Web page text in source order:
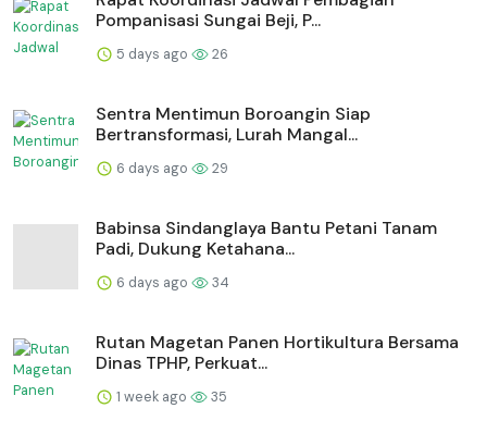
Pompanisasi Sungai Beji, P...
5 days ago 26
Sentra Mentimun Boroangin Siap
Bertransformasi, Lurah Mangal...
6 days ago 29
Babinsa Sindanglaya Bantu Petani Tanam
Padi, Dukung Ketahana...
6 days ago 34
Rutan Magetan Panen Hortikultura Bersama
Dinas TPHP, Perkuat...
1 week ago 35